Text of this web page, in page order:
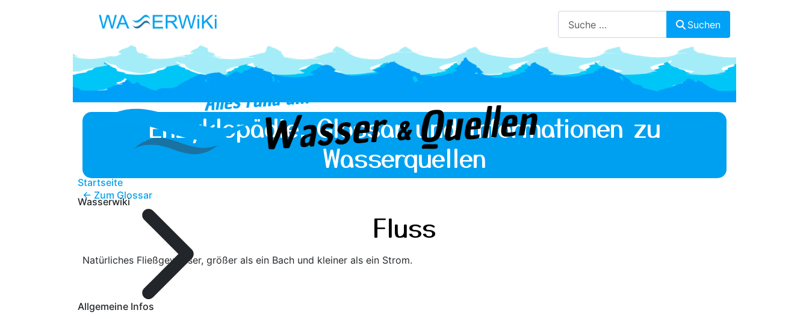
Suchen
Startseite
Wasserwiki
Allgemeine Infos
Enzyklopädie, Glossar und Informationen zu
Wasserquellen
← Zum Glossar
Fluss
Natürliches Fließgewässer, größer als ein Bach und kleiner als ein Strom.